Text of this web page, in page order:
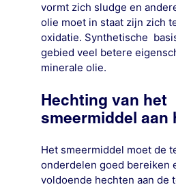
vormt zich sludge en
olie moet in staat zijn zich
oxidatie. Synthetische
gebied veel betere
minerale olie.
Hechting van het
smeermiddel aan
Het smeermiddel moet de
onderdelen goed bereiken
voldoende hechten aan de